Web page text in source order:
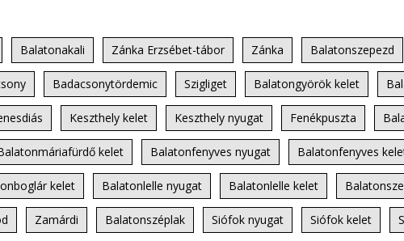
Balatonakali Zánka Erzsébet-tábor Zánka Balatonszepezd
Badacsonytördemic Szigliget Balatongyörök kelet
Keszthely kelet Keszthely nyugat Fenékpuszta
kelet Balatonfenyves nyugat Balatonfenyves
kelet Balatonlelle nyugat Balatonlelle kelet
Zamárdi Balatonszéplak Siófok nyugat Siófok kelet